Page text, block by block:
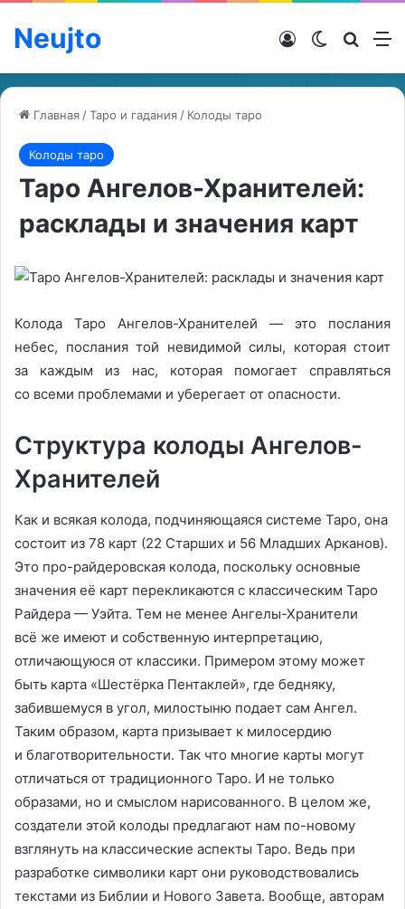
Neujto Switch skin
Войти
Главная /Таро и гадания / Колоды таро
Колоды таро
Таро Ангелов-Хранителей:
расклады и значения карт
Колода Таро Ангелов-Хранителей — это послания
небес, послания той невидимой силы, которая стоит
за каждым из нас, которая помогает справляться
со всеми проблемами и уберегает от опасности.
Структура колоды Ангелов-
Хранителей
Как и всякая колода, подчиняющаяся системе Таро, она
состоит из 78 карт (22 Старших и 56 Младших Арканов).
Это про-райдеровская колода, поскольку основные
значения её карт перекликаются с классическим Таро
Райдера — Уэйта. Тем не менее Ангелы-Хранители
всё же имеют и собственную интерпретацию,
отличающуюся от классики. Примером этому может
быть карта «Шестёрка Пентаклей», где бедняку,
забившемуся в угол, милостыню подает сам Ангел.
Таким образом, карта призывает к милосердию
и благотворительности. Так что многие карты могут
отличаться от традиционного Таро. И не только
образами, но и смыслом нарисованного. В целом же,
создатели этой колоды предлагают нам по-новому
взглянуть на классические аспекты Таро. Ведь при
разработке символики карт они руководствовались
текстами из Библии и Нового Завета. Вообще, авторам